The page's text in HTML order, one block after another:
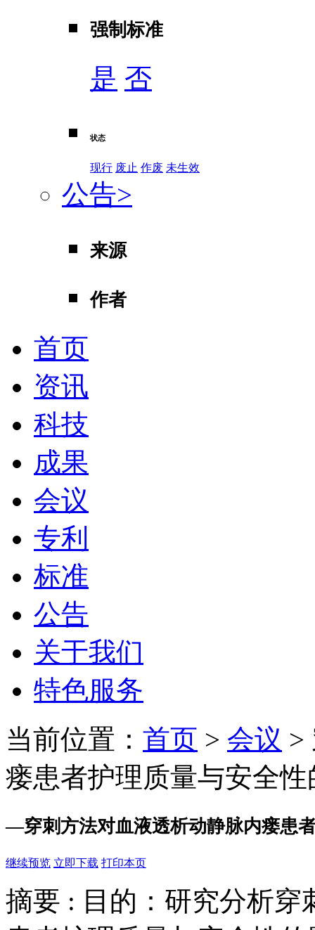
强制标准
是 否
状态
现行 废止 作废 未生效
公告>
来源
作者
首页
资讯
科技
成果
会议
专利
标准
公告
关于我们
特色服务
当前位置： 首页 > 会议 >
瘘患者护理质量与安全性
—穿刺方法对血液透析动静脉内瘘患
继续预览 立即下载 打印本页
摘要 : 目的：研究分析